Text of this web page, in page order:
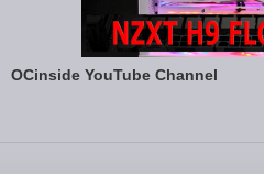
OCinside YouTube Channel